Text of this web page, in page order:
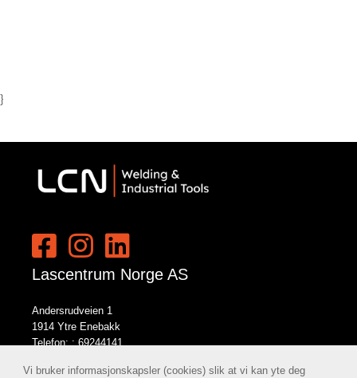
}
Lascentrum Norge AS
Andersrudveien 1
1914 Ytre Enebakk
Telefon: :69244141
Vi bruker informasjonskapsler (cookies) slik at vi kan yte deg